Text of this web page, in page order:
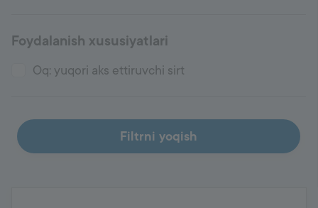
Foydalanish xususiyatlari
Oq: yuqori aks ettiruvchi sirt
Filtrni yoqish